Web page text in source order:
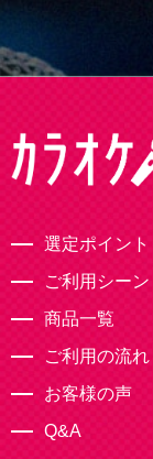
選定ポイント
ご利用シーン
商品一覧
ご利用の流れ
お客様の声
Q&A